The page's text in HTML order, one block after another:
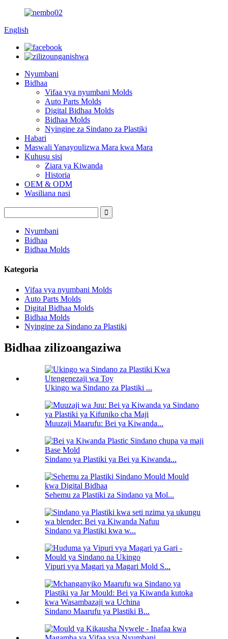
English
Nyumbani
Bidhaa
Vifaa vya nyumbani Molds
Auto Parts Molds
Digital Bidhaa Molds
Bidhaa Molds
Nyingine za Sindano za Plastiki
Habari
Maswali Yanayoulizwa Mara kwa Mara
Kuhusu sisi
Ziara ya Kiwanda
Historia
OEM & ODM
Wasiliana nasi
Nyumbani
Bidhaa
Bidhaa Molds
Kategoria
Vifaa vya nyumbani Molds
Auto Parts Molds
Digital Bidhaa Molds
Bidhaa Molds
Nyingine za Sindano za Plastiki
Bidhaa zilizoangaziwa
Ukingo wa Sindano za Plastiki ...
Muuzaji Maarufu: Bei ya Kiwanda...
Sindano ya Plastiki ya Bei ya Kiwanda...
Sehemu za Plastiki za Sindano ya Mol...
Sindano ya Plastiki kwa w...
Vipuri vya Magari ya Magari Mold S...
Sindano Maarufu ya Plastiki B...